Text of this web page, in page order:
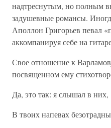
надтреснутым, но полным
задушевные романсы.
Аполлон Григорьев певал
аккомпанируя себе на
Свое отношение к
посвященном ему
Да, это так: я слышал в них,
В твоих напевах